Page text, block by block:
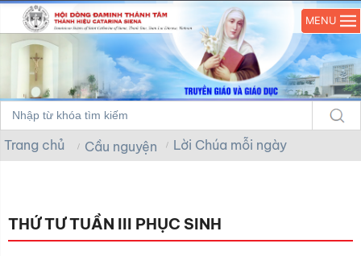
MENU
Trang chủ Cầu nguyện Lời Chúa mỗi ngày
THỨ TƯ TUẦN III PHỤC SINH